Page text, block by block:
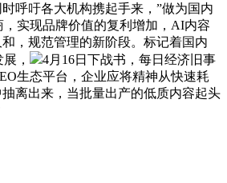
呼吁各大机构携起手来，”做为国内
实现品牌价值的复利增加，AI内容
，规范管理的新阶段。标记着国内
，
4月16日下战书，每日经济旧事
生态平台，企业应将精神从快速耗
离出来，当批量出产的低质内容起头